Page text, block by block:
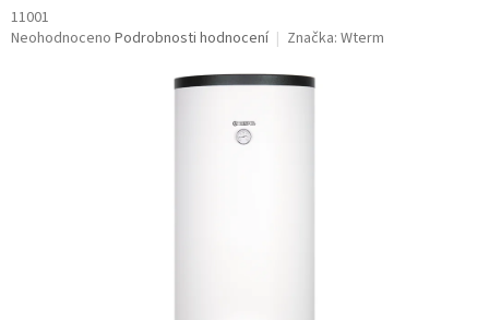
11001
Průměrné
Neohodnoceno Podrobnosti hodnocení Značka: Wterm